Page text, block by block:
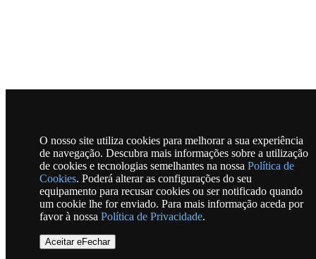
O nosso site utiliza cookies para melhorar a sua experiência
de navegação. Descubra mais informações sobre a utilização
de cookies e tecnologias semelhantes na nossa Política de
Cookies. Poderá alterar as configurações do seu
equipamento para recusar cookies ou ser notificado quando
um cookie lhe for enviado. Para mais informação aceda por
favor à nossa Política de Privacidade.
Aceitar eFechar